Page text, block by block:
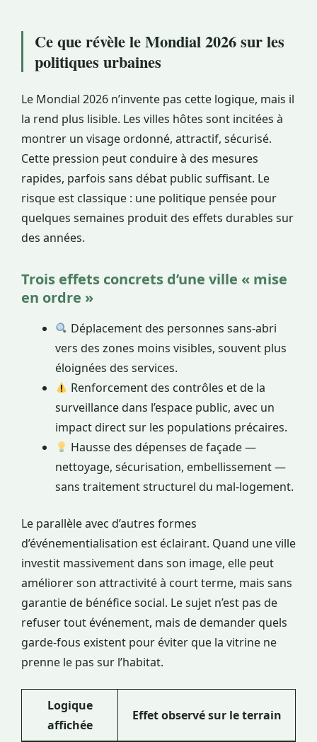
Ce que révèle le Mondial 2026 sur les
politiques urbaines
Le Mondial 2026 n’invente pas cette logique, mais il
la rend plus lisible. Les villes hôtes sont incitées à
montrer un visage ordonné, attractif, sécurisé.
Cette pression peut conduire à des mesures
rapides, parfois sans débat public suffisant. Le
risque est classique : une politique pensée pour
quelques semaines produit des effets durables sur
des années.
Trois effets concrets d’une ville « mise
en ordre »
Déplacement des personnes sans-abri
vers des zones moins visibles, souvent plus
éloignées des services.
Renforcement des contrôles et de la
surveillance dans l’espace public, avec un
impact direct sur les populations précaires.
Hausse des dépenses de façade —
nettoyage, sécurisation, embellissement —
sans traitement structurel du mal-logement.
Le parallèle avec d’autres formes
d’événementialisation est éclairant. Quand une ville
investit massivement dans son image, elle peut
améliorer son attractivité à court terme, mais sans
garantie de bénéfice social. Le sujet n’est pas de
refuser tout événement, mais de demander quels
garde-fous existent pour éviter que la vitrine ne
prenne le pas sur l’habitat.
Logique
affichée
Effet observé sur le terrain